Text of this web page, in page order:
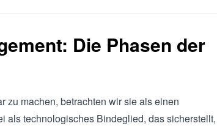
Die Phasen der
zu machen, betrachten wir sie als einen
als technologisches Bindeglied, das sicherstellt,